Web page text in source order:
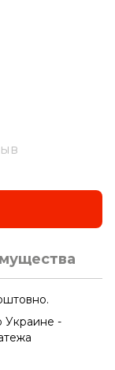
Украине -